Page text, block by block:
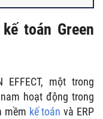
toán Green
EFFECT, một trong
hoạt động trong
mềm kế toán và ERP